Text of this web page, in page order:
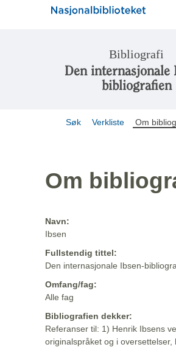
Bibliografi
Den internasjonale
bibliografien
Søk Verkliste Om
Om
Navn:
Ibsen
Fullstendig tittel:
Den internasjonale Ibsen-
Omfang/fag:
Alle fag
Bibliografien dekker:
Referanser til: 1) Henrik Ibsens
originalspråket og i oversettelser,